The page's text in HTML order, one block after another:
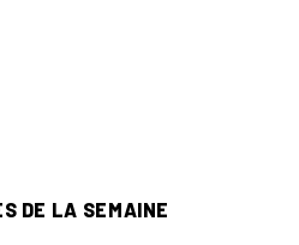
DE LA SEMAINE